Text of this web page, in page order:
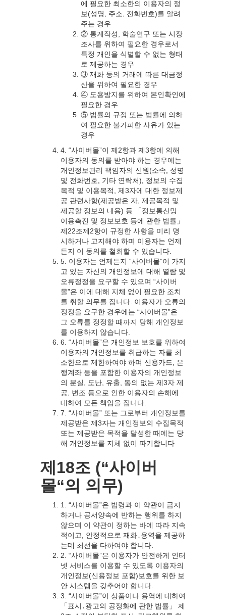
에 필요한 최소한의 이용자의 정
보(성명, 주소, 전화번호)를 알려
주는 경우
② 통계작성, 학술연구 또는 시장
조사를 위하여 필요한 경우로서
특정 개인을 식별할 수 없는 형태
로 제공하는 경우
③ 재화 등의 거래에 따른 대금정
산을 위하여 필요한 경우
④ 도용방지를 위하여 본인확인에
필요한 경우
⑤ 법률의 규정 또는 법률에 의하
여 필요한 불가피한 사유가 있는
경우
4. “사이버몰”이 제2항과 제3항에 의해
이용자의 동의를 받아야 하는 경우에는
개인정보관리 책임자의 신원(소속, 성명
및 전화번호, 기타 연락처), 정보의 수집
목적 및 이용목적, 제3자에 대한 정보제
공 관련사항(제공받은 자, 제공목적 및
제공할 정보의 내용) 등 「정보통신망
이용촉진 및 정보보호 등에 관한 법률」
제22조제2항이 규정한 사항을 미리 명
시하거나 고지해야 하며 이용자는 언제
든지 이 동의를 철회할 수 있습니다.
5. 이용자는 언제든지 “사이버몰”이 가지
고 있는 자신의 개인정보에 대해 열람 및
오류정정을 요구할 수 있으며 “사이버
몰”은 이에 대해 지체 없이 필요한 조치
를 취할 의무를 집니다. 이용자가 오류의
정정을 요구한 경우에는 “사이버몰”은
그 오류를 정정할 때까지 당해 개인정보
를 이용하지 않습니다.
6. “사이버몰”은 개인정보 보호를 위하여
이용자의 개인정보를 취급하는 자를 최
소한으로 제한하여야 하며 신용카드, 은
행계좌 등을 포함한 이용자의 개인정보
의 분실, 도난, 유출, 동의 없는 제3자 제
공, 변조 등으로 인한 이용자의 손해에
대하여 모든 책임을 집니다.
7. “사이버몰” 또는 그로부터 개인정보를
제공받은 제3자는 개인정보의 수집목적
또는 제공받은 목적을 달성한 때에는 당
해 개인정보를 지체 없이 파기합니다
제18조 (“사이버
몰“의 의무)
1. “사이버몰”은 법령과 이 약관이 금지
하거나 공서양속에 반하는 행위를 하지
않으며 이 약관이 정하는 바에 따라 지속
적이고, 안정적으로 재화․용역을 제공하
는데 최선을 다하여야 합니다.
2. “사이버몰”은 이용자가 안전하게 인터
넷 서비스를 이용할 수 있도록 이용자의
개인정보(신용정보 포함)보호를 위한 보
안 시스템을 갖추어야 합니다.
3. “사이버몰”이 상품이나 용역에 대하여
「표시․광고의 공정화에 관한 법률」 제